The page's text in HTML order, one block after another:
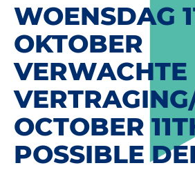
WOENSDAG
OKTOBER
VERWACHTE
OCTOBER
POSSIBLE